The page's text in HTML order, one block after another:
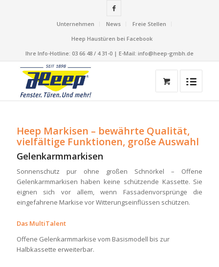
Unternehmen News
Freie Stellen
Heep Haustüren bei Facebook
Ihre Info-Hotline: 03 66 48 / 4 31-0 | E-Mail: info@heep-gmbh.de
Heep Markisen – bewährte Qualität,
vielfältige Funktionen, große Auswahl
Gelenkarmmarkisen
Sonnenschutz pur ohne großen Schnörkel – Offene
Gelenkarmmarkisen haben keine schützende Kassette. Sie
eignen sich vor allem, wenn Fassadenvorsprünge die
eingefahrene Markise vor Witterungseinflüssen schützen.
Das MultiTalent
Offene Gelenkarmmarkise vom Basismodell bis zur
Halbkassette erweiterbar.